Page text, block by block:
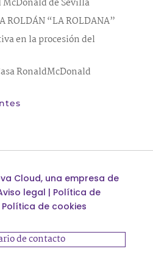
ROLDÁN “LA ROLDANA”
en la procesión del
RonaldMcDonald
Cloud, una empresa de
legal | Política de
Política de cookies
de contacto